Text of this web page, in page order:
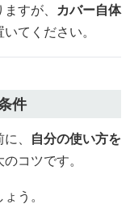
すが、 カバー自体
てください。
件
、 自分の使い方を
コツです。
う。